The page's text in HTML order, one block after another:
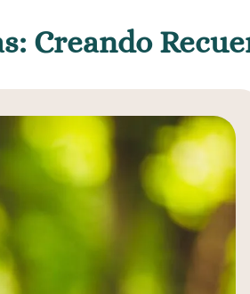
Creando